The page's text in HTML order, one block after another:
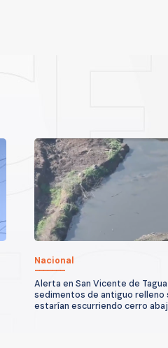
Nacional
Alerta en San Vicente de Tagua
sedimentos de antiguo relleno
estarían escurriendo cerro